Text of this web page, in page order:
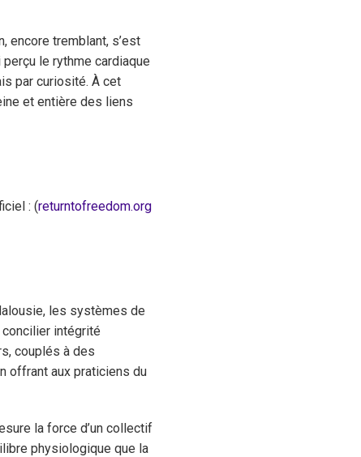
encore tremblant, s’est
le rythme cardiaque
par curiosité. À cet
et entière des liens
: (returntofreedom.org
les systèmes de
intégrité
couplés à des
offrant aux praticiens du
la force d’un collectif
physiologique que la